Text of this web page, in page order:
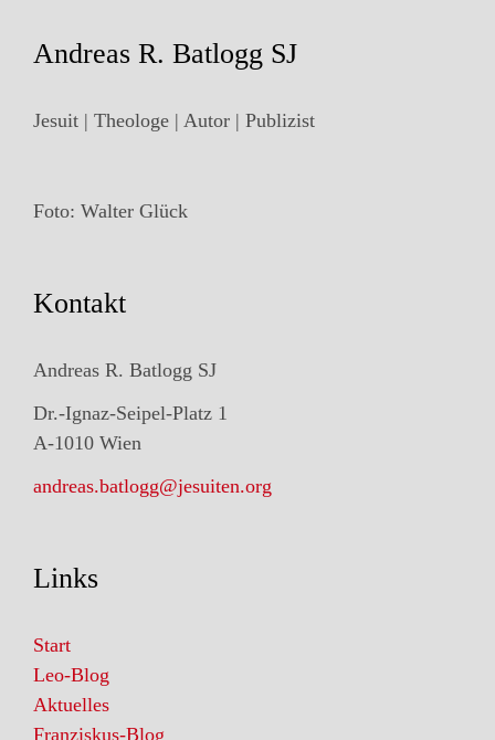
Andreas R. Batlogg SJ
Jesuit | Theologe | Autor | Publizist
Foto: Walter Glück
Kontakt
Andreas R. Batlogg SJ
Dr.-Ignaz-Seipel-Platz 1
A-1010 Wien
andreas.batlogg@jesuiten.org
Links
Start
Leo-Blog
Aktuelles
Franziskus-Blog